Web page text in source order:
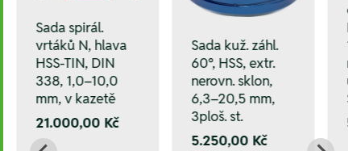
Sada spirál.
vrtáků N, hlava
HSS-TIN, DIN
338, 1,0–10,0
mm, v kazetě
21.000,00 Kč
Sada kuž. záhl.
60°, HSS, extr.
nerovn. sklon,
6,3–20,5 mm,
3ploš. st.
5.250,00 Kč